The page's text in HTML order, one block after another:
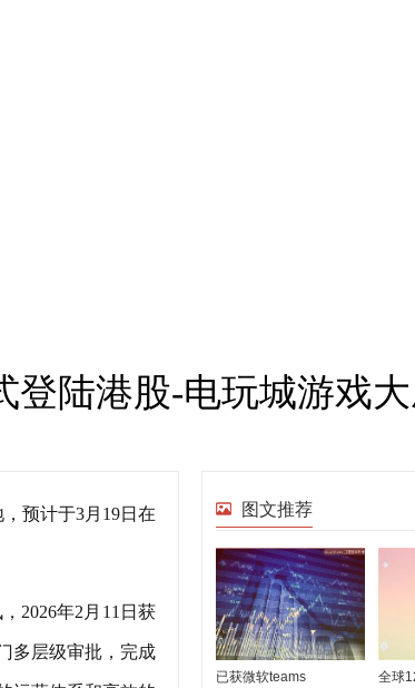
登陆港股-电玩城游戏
预计于3月19日在
2026年2月11日获
多层级审批，完成
图文推荐
已获微软teams 全球